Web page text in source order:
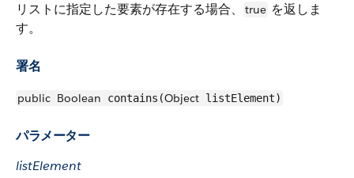
リストに指定した要素が存在する場合、 true を返しま
す。
署名
public Boolean contains(Object listElement)
パラメーター
listElement